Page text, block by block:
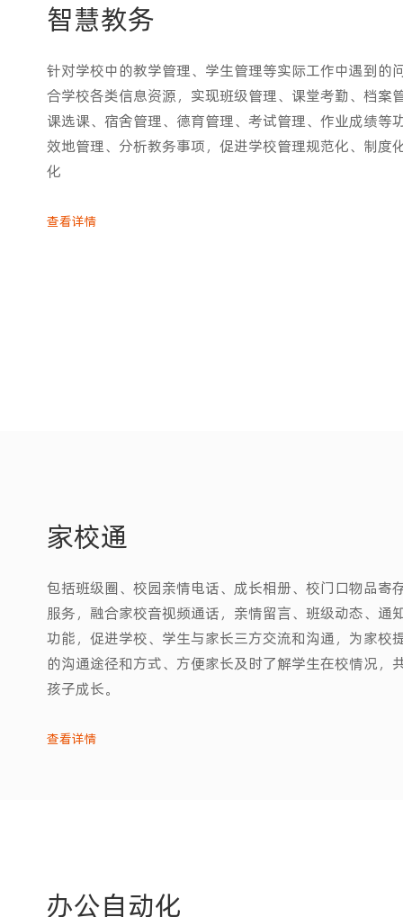
智慧教务
针对学校中的教学管理、学生管理等实际工作中遇到的
合学校各类信息资源，实现班级管理、课堂考勤、档案
课选课、宿舍管理、德育管理、考试管理、作业成绩等
效地管理、分析教务事项，促进学校管理规范化、制度
化
查看详情
家校通
包括班级圈、校园亲情电话、成长相册、校门口物品寄
服务，融合家校音视频通话，亲情留言、班级动态、通
功能，促进学校、学生与家长三方交流和沟通，为家校
的沟通途径和方式、方便家长及时了解学生在校情况，
孩子成长。
查看详情
办公自动化